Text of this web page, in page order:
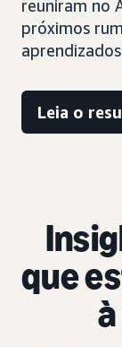
reuniram no
próximos
Leia o
que